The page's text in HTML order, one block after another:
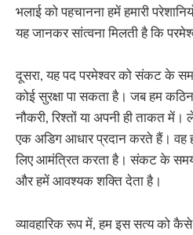
भलाई को पहचानना हमें हमारी
यह जानकर सांत्वना मिलती है कि
दूसरा, यह पद परमेश्वर को संकट के
कोई सुरक्षा पा सकता है। जब हम
नौकरी, रिश्तों या अपनी ही ताकत
एक अडिग आधार प्रदान करते हैं।
लिए आमंत्रित करता है। संकट के
और हमें आवश्यक शक्ति देता है।
व्यावहारिक रूप में, हम इस सत्य को